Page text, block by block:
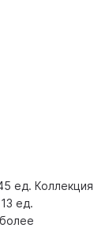
ед. Коллекция
ед.